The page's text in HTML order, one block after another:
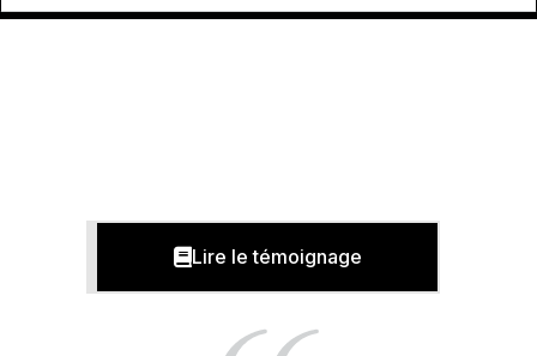
Lire le témoignage